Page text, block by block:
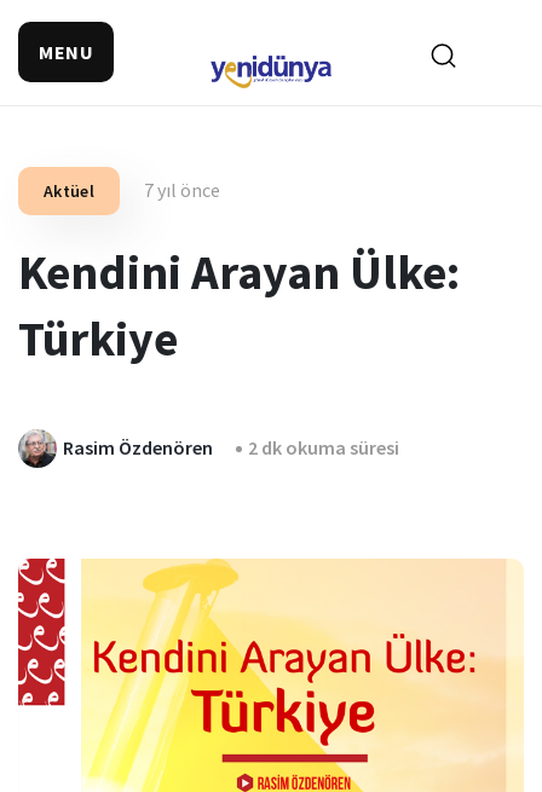
MENU
Aktüel 7 yıl önce
Kendini Arayan Ülke:
Türkiye
Rasim Özdenören 2 dk okuma süresi